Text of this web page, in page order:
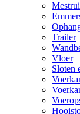
Trailer
Vloer
Sloten